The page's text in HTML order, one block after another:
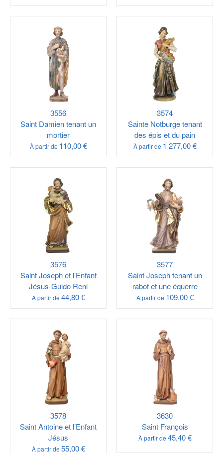
3556
Saint Damien tenant un
mortier
À partir de 110,00 €
3574
Sainte Notburge tenant
des épis et du pain
À partir de 1 277,00 €
3576
Saint Joseph et l’Enfant
Jésus-Guido Reni
À partir de 44,80 €
3577
Saint Joseph tenant un
rabot et une équerre
À partir de 109,00 €
3578
Saint Antoine et l’Enfant
Jésus
À partir de 55,00 €
3630
Saint François
À partir de 45,40 €